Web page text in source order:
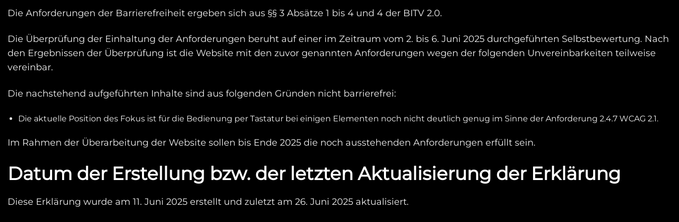
Die Anforderungen der Barrierefreiheit ergeben sich aus §§ 3 Absätze 1 bis 4 und 4 der BITV 2.0.
Die Überprüfung der Einhaltung der Anforderungen beruht auf einer im Zeitraum vom 2. bis 6. Juni 2025 durchgeführten Selbstbewertung. Nach
den Ergebnissen der Überprüfung ist die Website mit den zuvor genannten Anforderungen wegen der folgenden Unvereinbarkeiten teilweise
vereinbar.
Die nachstehend aufgeführten Inhalte sind aus folgenden Gründen nicht barrierefrei:
Die aktuelle Position des Fokus ist für die Bedienung per Tastatur bei einigen Elementen noch nicht deutlich genug im Sinne der Anforderung 2.4.7 WCAG 2.1.
Im Rahmen der Überarbeitung der Website sollen bis Ende 2025 die noch ausstehenden Anforderungen erfüllt sein.
Datum der Erstellung bzw. der letzten Aktualisierung der Erklärung
Diese Erklärung wurde am 11. Juni 2025 erstellt und zuletzt am 26. Juni 2025 aktualisiert.